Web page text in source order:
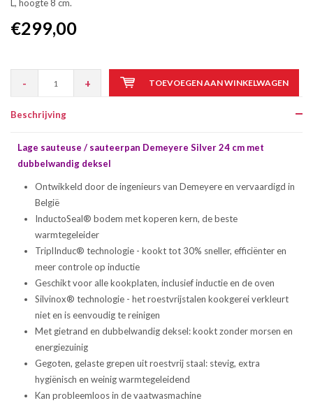
L, hoogte 8 cm.
€299,00
- + TOEVOEGEN AAN WINKELWAGEN
Beschrijving
Lage sauteuse / sauteerpan Demeyere Silver 24 cm met
dubbelwandig deksel
Ontwikkeld door de ingenieurs van Demeyere en vervaardigd in
België
InductoSeal® bodem met koperen kern, de beste
warmtegeleider
TriplInduc® technologie - kookt tot 30% sneller, efficiënter en
meer controle op inductie
Geschikt voor alle kookplaten, inclusief inductie en de oven
Silvinox® technologie - het roestvrijstalen kookgerei verkleurt
niet en is eenvoudig te reinigen
Met gietrand en dubbelwandig deksel: kookt zonder morsen en
energiezuinig
Gegoten, gelaste grepen uit roestvrij staal: stevig, extra
hygiënisch en weinig warmtegeleidend
Kan probleemloos in de vaatwasmachine